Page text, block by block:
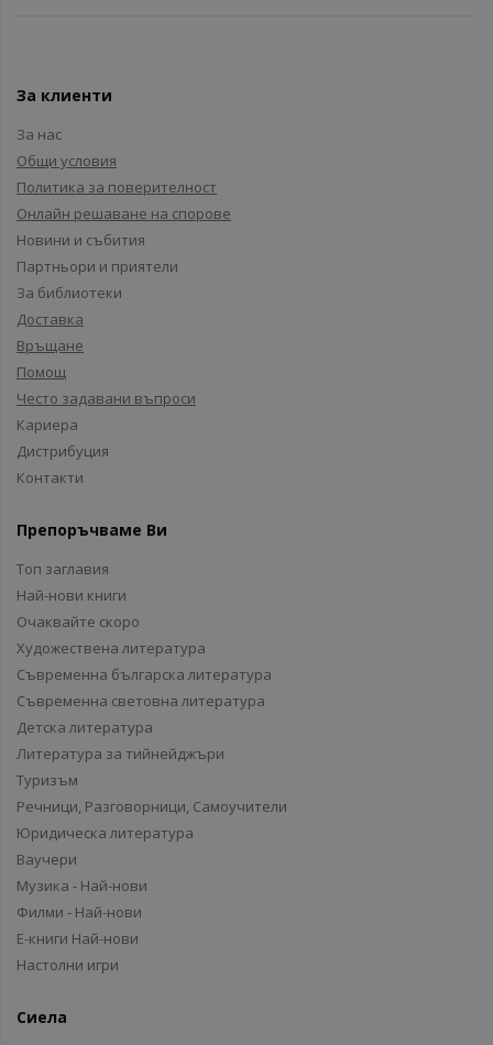
За клиенти
За нас
Общи условия
Политика за поверителност
Онлайн решаване на спорове
Новини и събития
Партньори и приятели
За библиотеки
Доставка
Връщане
Помощ
Често задавани въпроси
Кариера
Дистрибуция
Контакти
Препоръчваме Ви
Топ заглавия
Най-нови книги
Очаквайте скоро
Художествена литература
Съвременна българска литература
Съвременна световна литература
Детска литература
Литература за тийнейджъри
Туризъм
Речници, Разговорници, Самоучители
Юридическа литература
Ваучери
Музика - Най-нови
Филми - Най-нови
Е-книги Най-нови
Настолни игри
Сиела